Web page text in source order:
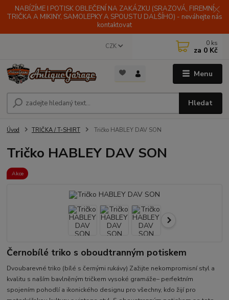
NABÍZÍME I POTISK OBLEČENÍ NA ZAKÁZKU (SRAZOVÁ, FIREMNÍ
TRIČKA A MIKINY, SAMOLEPKY A SPOUSTU DALŠÍHO) - neváhejte nás
kontaktovat
Menu
CZK
Hledat
0 ks
za 0 Kč
Úvod TRIČKA / T-SHIRT Tričko HABLEY DAV SON
Tričko HABLEY DAV SON
Akce
Černobílé triko s oboudtranným potiskem
Dvoubarevné triko (bílé s černými rukávy) Zažijte nekompromisní styl a
kvalitu s naším bavlněným tričkem vysoké gramáže– perfektním
spojením pohodlí a ikonického designu pro všechny, kdo žijí pro